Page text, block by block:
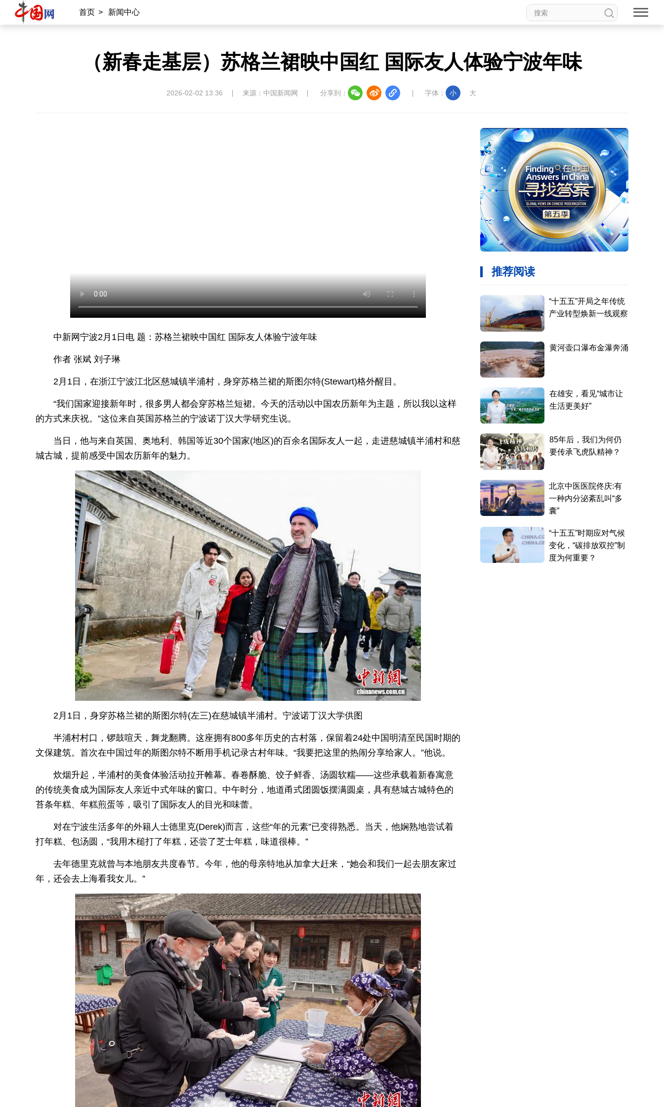
首页 > 新闻中心
（新春走基层）苏格兰裙映中国红 国际友人体验宁波年味
2026-02-02 13:36 来源：中国新闻网 分享到： 字体： 小 大
中新网宁波2月1日电 题：苏格兰裙映中国红 国际友人体验宁波年味
作者 张斌 刘子琳
2月1日，在浙江宁波江北区慈城镇半浦村，身穿苏格兰裙的斯图尔特(Stewart)格外醒目。
“我们国家迎接新年时，很多男人都会穿苏格兰短裙。今天的活动以中国农历新年为主题，所以我以这样
的方式来庆祝。”这位来自英国苏格兰的宁波诺丁汉大学研究生说。
当日，他与来自英国、奥地利、韩国等近30个国家(地区)的百余名国际友人一起，走进慈城镇半浦村和慈
城古城，提前感受中国农历新年的魅力。
2月1日，身穿苏格兰裙的斯图尔特(左三)在慈城镇半浦村。宁波诺丁汉大学供图
半浦村村口，锣鼓喧天，舞龙翻腾。这座拥有800多年历史的古村落，保留着24处中国明清至民国时期的
文保建筑。首次在中国过年的斯图尔特不断用手机记录古村年味。“我要把这里的热闹分享给家人。”他说。
炊烟升起，半浦村的美食体验活动拉开帷幕。春卷酥脆、饺子鲜香、汤圆软糯——这些承载着新春寓意
的传统美食成为国际友人亲近中式年味的窗口。中午时分，地道甬式团圆饭摆满圆桌，具有慈城古城特色的
苔条年糕、年糕煎蛋等，吸引了国际友人的目光和味蕾。
对在宁波生活多年的外籍人士德里克(Derek)而言，这些“年的元素”已变得熟悉。当天，他娴熟地尝试着
打年糕、包汤圆，“我用木槌打了年糕，还尝了芝士年糕，味道很棒。”
去年德里克就曾与本地朋友共度春节。今年，他的母亲特地从加拿大赶来，“她会和我们一起去朋友家过
年，还会去上海看我女儿。”